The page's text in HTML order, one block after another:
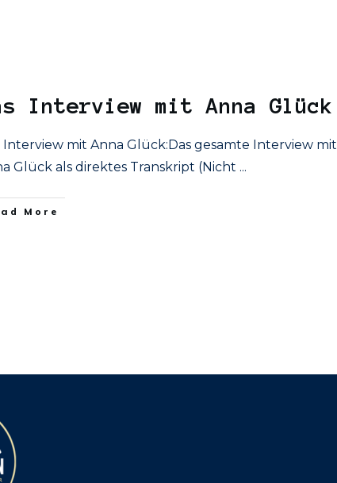
Interview mit Anna Glück
Interview mit Anna Glück:Das gesamte Interview mit
Glück als direktes Transkript (Nicht ...
More